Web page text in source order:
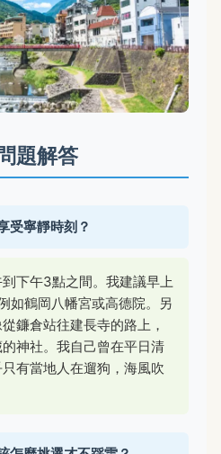
題解答
受寧靜時刻？
下午3點之間。我建議早上
如鶴岡八幡宮或高德院。另
鐮倉站往建長寺的路上，
神社。我自己曾在平日清
有當地人在遛狗，海風吹